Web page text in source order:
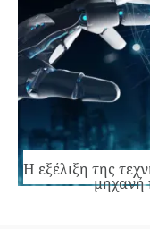
Η εξέλιξη της
μηχανή